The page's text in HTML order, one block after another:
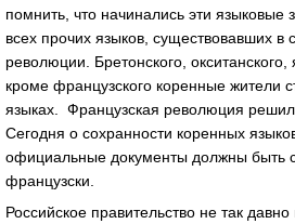
помнить, что начинались эти
всех прочих языков, существовавших в
революции. Бретонского,
кроме французского коренные жители
языках. Французская революция
Сегодня о сохранности коренных
официальные документы должны быть
французски.
Российское правительство не так